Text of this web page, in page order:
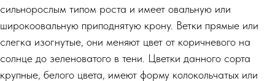
сильнорослым типом роста и имеет овальную или
широкоовальную приподнятую крону. Ветки прямые или
слегка изогнутые, они меняют цвет от коричневого на
солнце до зеленоватого в тени. Цветки данного сорта
крупные, белого цвета, имеют форму колокольчатых или